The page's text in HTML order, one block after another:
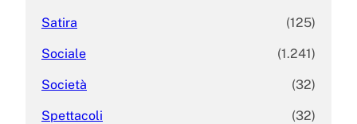
Satira (125)
Sociale (1.241)
Società (32)
Spettacoli (32)